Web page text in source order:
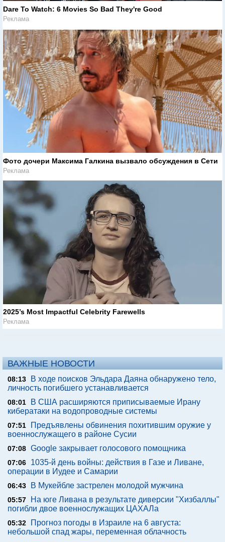
Dare To Watch: 6 Movies So Bad They're Good
Реклама
Фото дочери Максима Галкина вызвало обсуждения в Сети
Реклама
2025’s Most Impactful Celebrity Farewells
Реклама
ВАЖНЫЕ НОВОСТИ
08:13
В ходе поисков Эльдара Даяна обнаружено тело,
личность погибшего устанавливается
08:01
В США расширяются приписываемые Ирану
кибератаки на водопроводные системы
07:51
Предъявлены обвинения похитившим оружие у
военнослужащего в районе Сусии
07:08 Google закрывает голосового помощника
07:06
1035-й день войны: действия в Газе и Ливане,
операции в Иудее и Самарии
06:43 В Мукейбле застрелен молодой мужчина
05:57
На юге Ливана в результате диверсии "Хизбаллы"
погибли двое военнослужащих ЦАХАЛа
05:32
Прогноз погоды в Израиле на 6 августа:
небольшой спад жары, переменная облачность